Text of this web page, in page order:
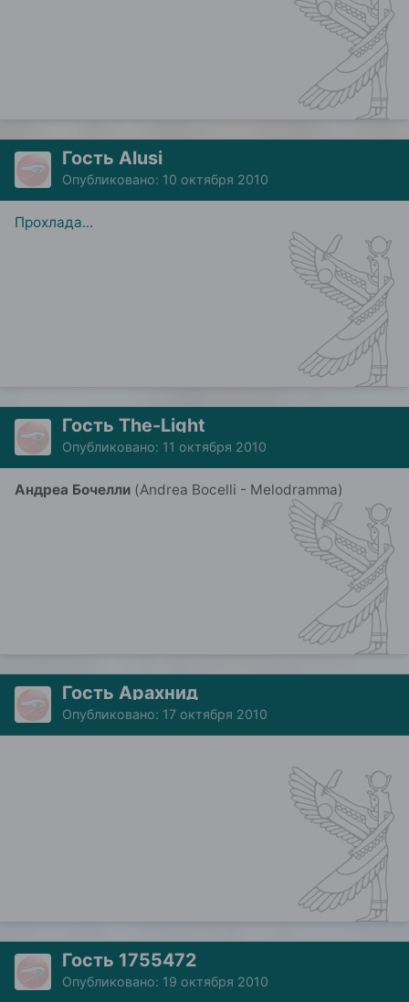
Гость Alusi
Опубликовано: 10 октября 2010
Прохлада...
Гость The-Light
Опубликовано: 11 октября 2010
Андреа Бочелли (Andrea Bocelli - Melodramma)
Гость Арахнид
Опубликовано: 17 октября 2010
Гость 1755472
Опубликовано: 19 октября 2010